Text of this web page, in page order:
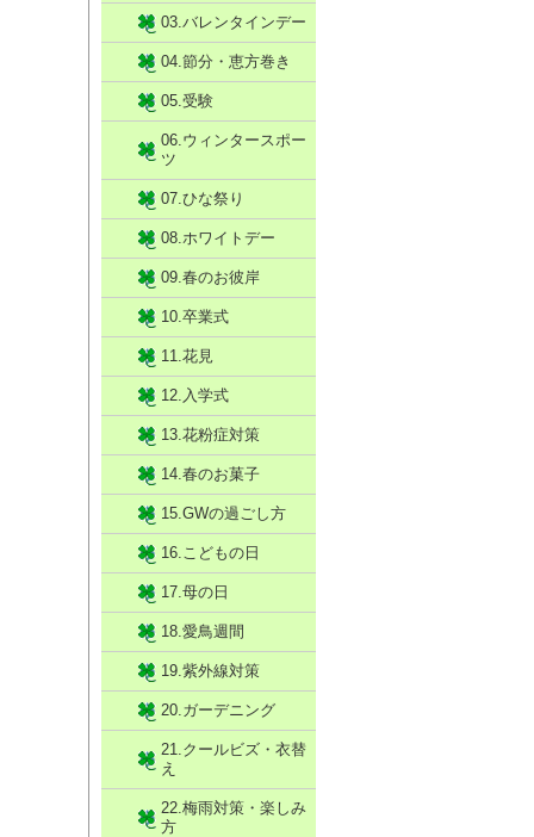
03.バレンタインデー
04.節分・恵方巻き
05.受験
06.ウィンタースポー
ツ
07.ひな祭り
08.ホワイトデー
09.春のお彼岸
10.卒業式
11.花見
12.入学式
13.花粉症対策
14.春のお菓子
15.GWの過ごし方
16.こどもの日
17.母の日
18.愛鳥週間
19.紫外線対策
20.ガーデニング
21.クールビズ・衣替
え
22.梅雨対策・楽しみ
方